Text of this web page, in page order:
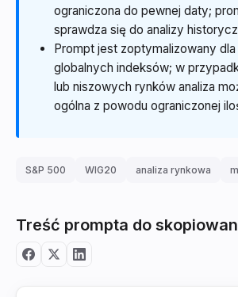
ograniczona do pewnej daty;
sprawdza się do analizy
Prompt jest zoptymalizowany dla
globalnych indeksów; w
lub niszowych rynków analiza
ogólna z powodu ograniczonej
S&P 500 WIG20 analiza rynkowa
Treść prompta do